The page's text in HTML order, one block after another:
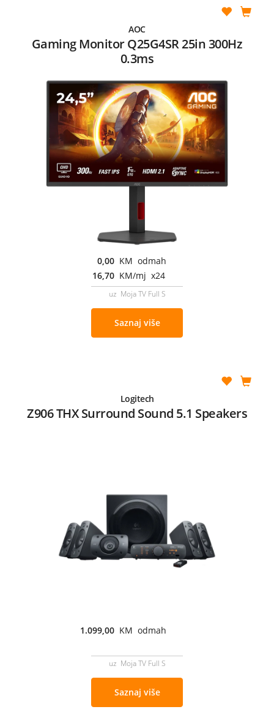
AOC
Gaming Monitor Q25G4SR 25in 300Hz
0.3ms
0,00 KM odmah
16,70 KM/mj x24
uz Moja TV Full S
Saznaj više
Logitech
Z906 THX Surround Sound 5.1 Speakers
1.099,00 KM odmah
uz Moja TV Full S
Saznaj više